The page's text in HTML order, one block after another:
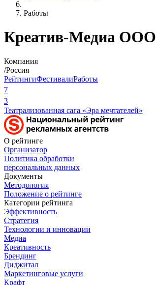
Работы
Креатив-Медиа ООО
Компания
/Россия
РейтингиФестивалиРаботы
7
3
Театрализованная сага «Эра мечтателей»
О рейтинге
Организатор
Политика обработки
персональных данных
Документы
Методология
Положение о рейтинге
Категории рейтинга
Эффективность
Стратегия
Технологии и инновации
Медиа
Креативность
Брендинг
Диджитал
Маркетинговые услуги
Крафт